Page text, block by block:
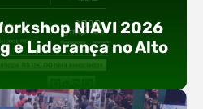
NIAVI 2026
e Liderança no Alto